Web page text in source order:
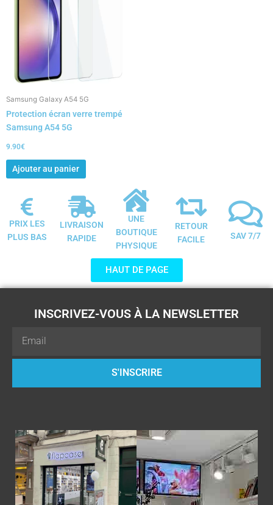
Samsung Galaxy A54 5G
Protection écran verre trempé
Samsung A54 5G
9.90€
Ajouter au panier
PRIX LES
PLUS BAS
LIVRAISON
RAPIDE
UNE
BOUTIQUE
PHYSIQUE
RETOUR
FACILE
SAV 7/7
HAUT DE PAGE
INSCRIVEZ-VOUS À LA NEWSLETTER
S'INSCRIRE